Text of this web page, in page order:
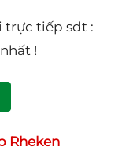
trực tiếp sdt :
!
Rheken